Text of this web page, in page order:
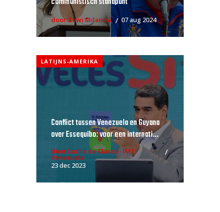
door Zowi Milanovi 07 aug 2024
LATIJNS-AMERIKA
Conflict tussen Venezuela en Guyana
over Essequibo: voor een internati...
door Lucha de Clases - IMT
Venezuela
23 dec 2023